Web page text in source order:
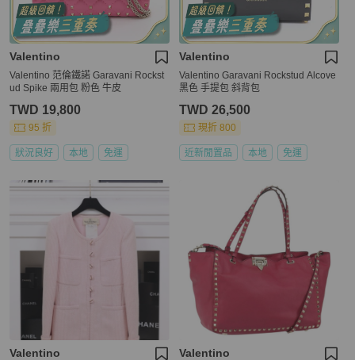
Valentino
Valentino 范倫鐵諾 Garavani Rockst
ud Spike 兩用包 粉色 牛皮
TWD 19,800
95 折
狀況良好 本地 免運
Valentino
Valentino Garavani Rockstud Alcove
黑色 手提包 斜背包
TWD 26,500
現折 800
近新閒置品 本地 免運
Valentino Valentino